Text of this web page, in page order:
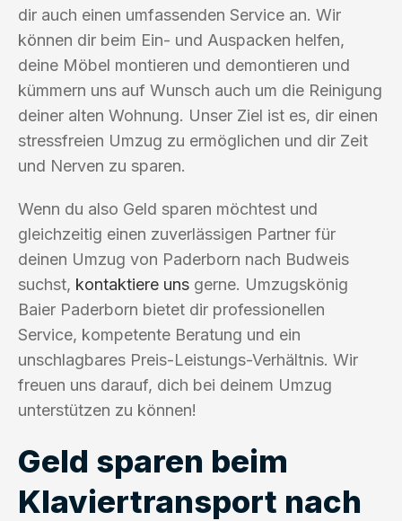
dir auch einen umfassenden Service an. Wir
können dir beim Ein- und Auspacken helfen,
deine Möbel montieren und demontieren und
kümmern uns auf Wunsch auch um die Reinigung
deiner alten Wohnung. Unser Ziel ist es, dir einen
stressfreien Umzug zu ermöglichen und dir Zeit
und Nerven zu sparen.
Wenn du also Geld sparen möchtest und
gleichzeitig einen zuverlässigen Partner für
deinen Umzug von Paderborn nach Budweis
suchst, kontaktiere uns gerne. Umzugskönig
Baier Paderborn bietet dir professionellen
Service, kompetente Beratung und ein
unschlagbares Preis-Leistungs-Verhältnis. Wir
freuen uns darauf, dich bei deinem Umzug
unterstützen zu können!
Geld sparen beim
Klaviertransport nach